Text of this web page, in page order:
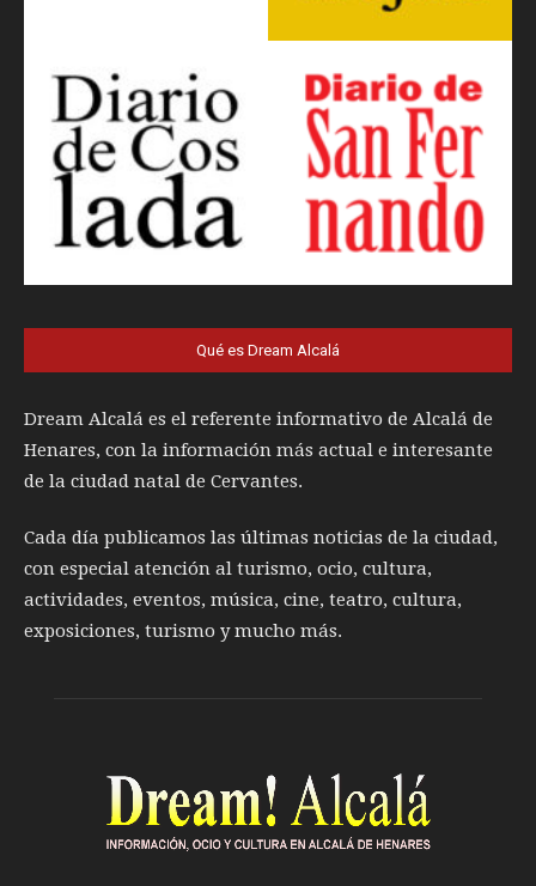
Qué es Dream Alcalá
Dream Alcalá es el referente informativo de Alcalá de
Henares, con la información más actual e interesante
de la ciudad natal de Cervantes.
Cada día publicamos las últimas noticias de la ciudad,
con especial atención al turismo, ocio, cultura,
actividades, eventos, música, cine, teatro, cultura,
exposiciones, turismo y mucho más.